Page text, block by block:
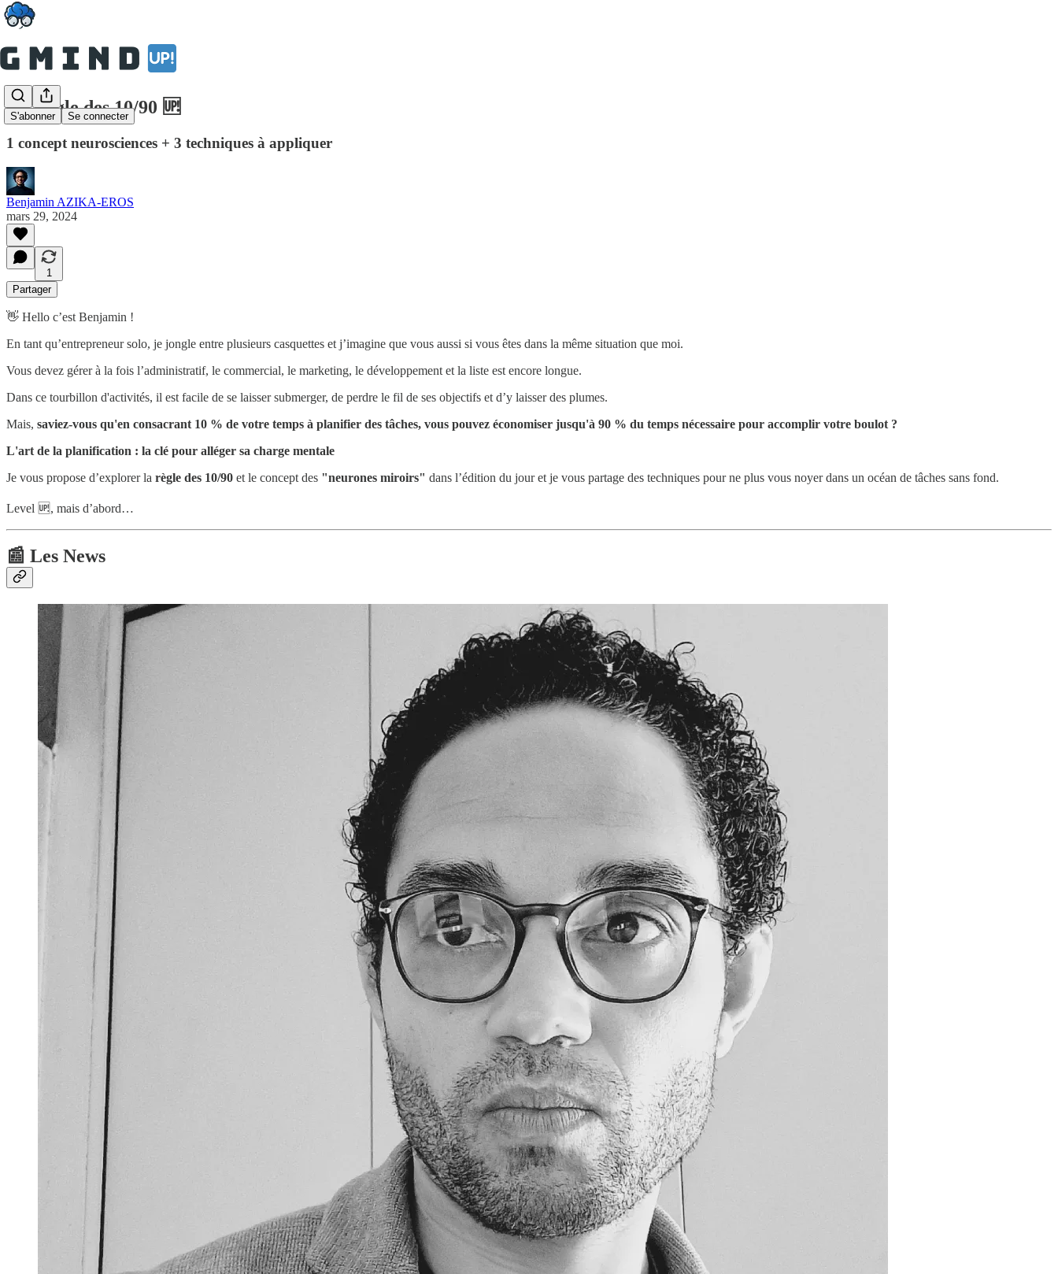
S'abonner Se connecter
La Règle des 10/90 🆙
1 concept neurosciences + 3 techniques à appliquer
Benjamin AZIKA-EROS
mars 29, 2024
1
Partager
👋 Hello c’est Benjamin !
En tant qu’entrepreneur solo, je jongle entre plusieurs casquettes et j’imagine que vous aussi si vous êtes dans la même situation que moi.
Vous devez gérer à la fois l’administratif, le commercial, le marketing, le développement et la liste est encore longue.
Dans ce tourbillon d'activités, il est facile de se laisser submerger, de perdre le fil de ses objectifs et d’y laisser des plumes.
Mais, saviez-vous qu'en consacrant 10 % de votre temps à planifier des tâches, vous pouvez économiser jusqu'à 90 % du temps nécessaire pour accomplir votre boulot ?
L'art de la planification : la clé pour alléger sa charge mentale
Je vous propose d’explorer la règle des 10/90 et le concept des "neurones miroirs" dans l’édition du jour et je vous partage des techniques pour ne plus vous noyer dans un océan de tâches sans fond.
Level 🆙, mais d’abord…
📰 Les News